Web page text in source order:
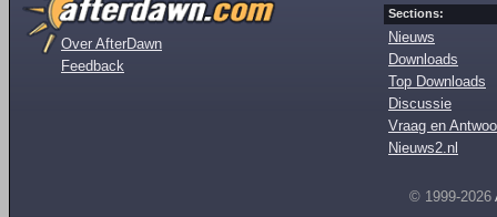
Over AfterDawn
Feedback
Sections:
Nieuws
Downloads
Top Downloads
Discussie
Vraag en
Nieuws2.nl
© 1999-2026